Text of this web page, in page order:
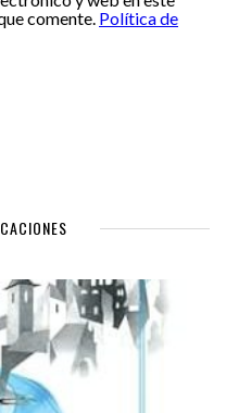
comente. Política de